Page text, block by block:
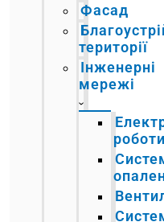
Фасад
території
Інженерні
мережі
роботи